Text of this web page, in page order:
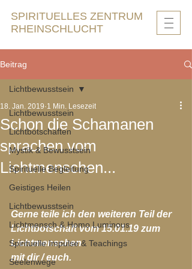
SPIRITUELLES ZENTRUM
RHEINSCHLUCHT
Beitrag
Lichtbewusstsein
Lichtbotschaften
Mystik & Bewusstsein
Spirituelle Begleitung
Geistiges Heilen
Lichtbewusstsein
Lichtmensch & Homo Luminous
Spirituelle Impulse & Teachings
Seelenwege
Lichtbewusstsein
Schon die Schamanen
sprachen vom
Lichtmenschen...
18. Jan. 2019 1 Min. Lesezeit
Gerne teile ich den weiteren Teil der
Lichtbotschaft vom 15.01.19 zum
Lichtmenschen
mit dir / euch.